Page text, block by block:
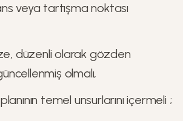
veya tartışma noktası
düzenli olarak gözden
olmalı,
temel unsurlarını içermeli ;